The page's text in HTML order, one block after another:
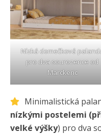
Nízká domečková
pro dva sourozence od
Marckeric
Minimalistická
nízkými postelemi
velké výšky) pro dva